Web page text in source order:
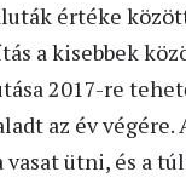
értéke
a kisebbek
2017-re
az év
ütni, és a